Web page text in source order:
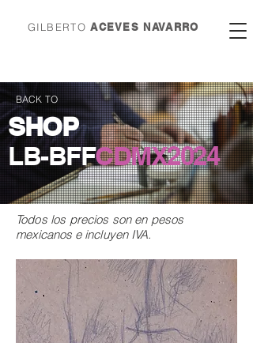
GILBERTOACEVES NAVARRO
BACK TO
SHOP
LB-BFFCDMX2024
Todos los precios son en pesos
mexicanos e incluyen IVA.